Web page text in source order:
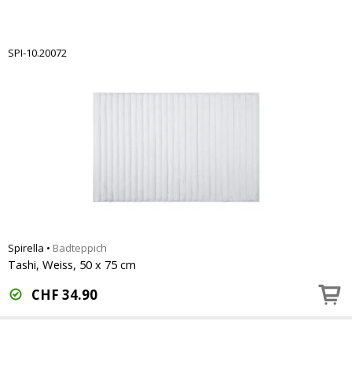
SPI-10.20072
Spirella • Badteppich
Tashi, Weiss, 50 x 75 cm
CHF 34.90